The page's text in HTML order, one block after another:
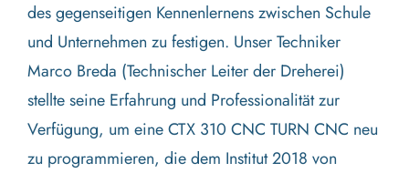
des gegenseitigen Kennenlernens zwischen Schule
und Unternehmen zu festigen. Unser Techniker
Marco Breda (Technischer Leiter der Dreherei)
stellte seine Erfahrung und Professionalität zur
Verfügung, um eine CTX 310 CNC TURN CNC neu
zu programmieren, die dem Institut 2018 von